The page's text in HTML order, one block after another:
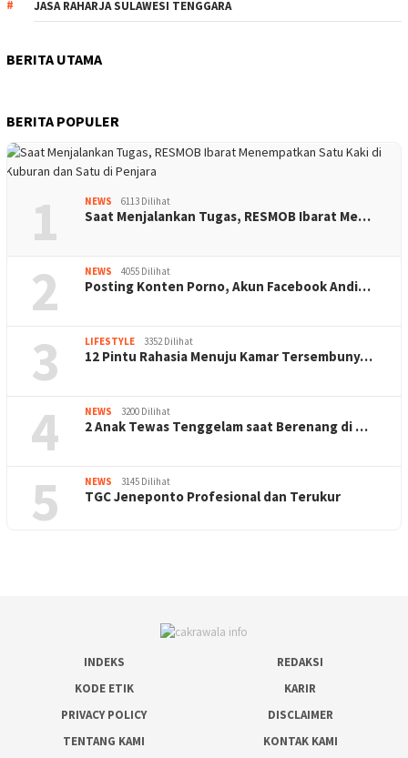
JASA RAHARJA SULAWESI TENGGARA
BERITA UTAMA
BERITA POPULER
1 NEWS 6113 Dilihat
Saat Menjalankan Tugas, RESMOB Ibarat Me…
2 NEWS 4055 Dilihat
Posting Konten Porno, Akun Facebook Andi…
3 LIFESTYLE 3352 Dilihat
12 Pintu Rahasia Menuju Kamar Tersembuny…
4 NEWS 3200 Dilihat
2 Anak Tewas Tenggelam saat Berenang di …
5 NEWS 3145 Dilihat
TGC Jeneponto Profesional dan Terukur
INDEKS
REDAKSI
KODE ETIK
KARIR
PRIVACY POLICY
DISCLAIMER
TENTANG KAMI
KONTAK KAMI